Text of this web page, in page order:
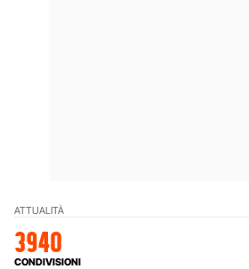
ATTUALITÀ
3940
CONDIVISIONI